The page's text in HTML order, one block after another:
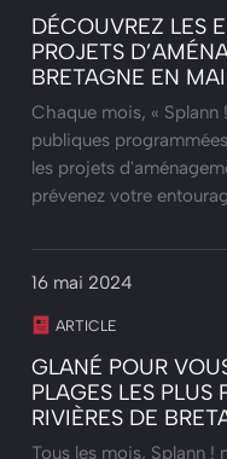
DÉCOUVREZ LES
PROJETS
BRETAGNE EN
Chaque mois, « Splann
publiques
les projets
prévenez votre
16 mai 2024
ARTICLE
GLANÉ POUR
PLAGES LES PLUS
RIVIÈRES DE
Tous les mois, Splann